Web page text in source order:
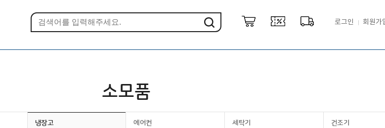
로그인 회원가
소모품
냉장고 에어컨 세탁기 건조기